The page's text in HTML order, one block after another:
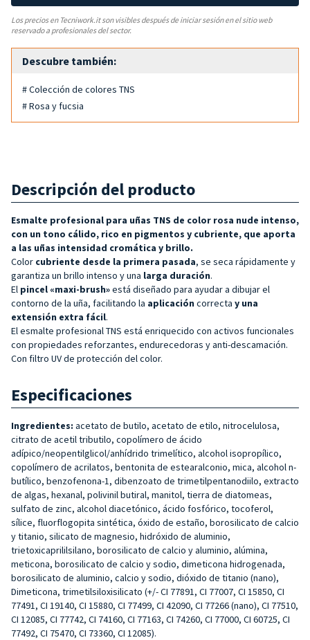
Los precios en Tecniwork.it son visibles después de iniciar sesión en el sitio web
reservado a profesionales del sector.
Descubre también:
# Colección de colores TNS
# Rosa y fucsia
Descripción del producto
Esmalte profesional para uñas TNS de color rosa nude intenso,
con un tono cálido, rico en pigmentos y cubriente, que aporta
a las uñas intensidad cromática y brillo.
Color cubriente desde la primera pasada, se seca rápidamente y
garantiza un brillo intenso y una larga duración.
El pincel «maxi-brush»está diseñado para ayudar a dibujar el
contorno de la uña, facilitando la aplicación correcta y una
extensión extra fácil.
El esmalte profesional TNS está enriquecido con activos funcionales
con propiedades reforzantes, endurecedoras y anti-descamación.
Con filtro UV de protección del color.
Especificaciones
Ingredientes: acetato de butilo, acetato de etilo, nitrocelulosa,
citrato de acetil tributilo, copolímero de ácido
adípico/neopentilglicol/anhídrido trimelítico, alcohol isopropílico,
copolímero de acrilatos, bentonita de estearalconio, mica, alcohol n-
butílico, benzofenona-1, dibenzoato de trimetilpentanodiilo, extracto
de algas, hexanal, polivinil butiral, manitol, tierra de diatomeas,
sulfato de zinc, alcohol diacetónico, ácido fosfórico, tocoferol,
sílice, fluorflogopita sintética, óxido de estaño, borosilicato de calcio
y titanio, silicato de magnesio, hidróxido de aluminio,
trietoxicaprililsilano, borosilicato de calcio y aluminio, alúmina,
meticona, borosilicato de calcio y sodio, dimeticona hidrogenada,
borosilicato de aluminio, calcio y sodio, dióxido de titanio (nano),
Dimeticona, trimetilsiloxisilicato (+/- CI 77891, CI 77007, CI 15850, CI
77491, CI 19140, CI 15880, CI 77499, CI 42090, CI 77266 (nano), CI 77510,
CI 12085, CI 77742, CI 74160, CI 77163, CI 74260, CI 77000, CI 60725, CI
77492, CI 75470, CI 73360, CI 12085).